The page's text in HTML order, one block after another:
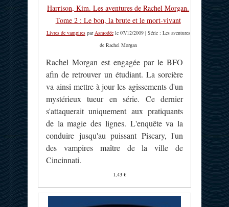
Harrison, Kim. Les aventures de Rachel Morgan.
Tome 2 : Le bon, la brute et le mort-vivant
Livres de vampiresparAsmodéele 07/12/2009 | Série : Les aventures
de Rachel Morgan
Rachel Morgan est engagée par le BFO
afin de retrouver un étudiant. La sorcière
va ainsi mettre à jour les agissements d'un
mystérieux tueur en série. Ce dernier
s'attaquerait uniquement aux pratiquants
de la magie des lignes. L'enquête va la
conduire jusqu'au puissant Piscary, l'un
des vampires maître de la ville de
Cincinnati.
1,43 €